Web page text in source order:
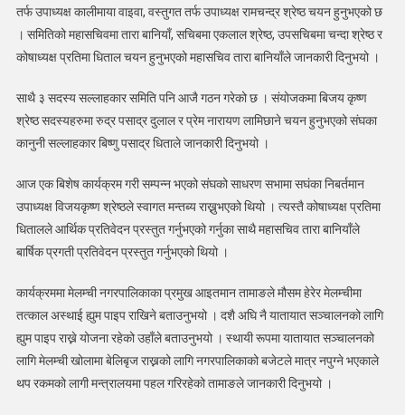
सम्पन्न,
अध्यक्षमा
पुष्कर
तर्फ उपाध्यक्ष कालीमाया वाइवा, वस्तुगत तर्फ उपाध्यक्ष रामचन्द्र श्रेष्ठ चयन हुनुभएको छ
। समितिको महासचिवमा तारा बानियाँ, सचिबमा एकलाल श्रेष्ठ, उपसचिबमा चन्दा श्रेष्ठ र
कोषाध्यक्ष प्रतिमा धिताल चयन हुनुभएको महासचिव तारा बानियाँले जानकारी दिनुभयो ।
साथै ३ सदस्य सल्लाहकार समिति पनि आजै गठन गरेको छ । संयोजकमा बिजय कृष्ण
श्रेष्ठ सदस्यहरुमा रुद्र पसाद्र दुलाल र प्रेम नारायण लामिछाने चयन हुनुभएको संघका
कानुनी सल्लाहकार बिष्णु पसाद्र धिताले जानकारी दिनुभयो ।
आज एक बिशेष कार्यक्रम गरी सम्पन्न भएको संघको साधरण सभामा सघंका निबर्तमान
उपाध्यक्ष विजयकृष्ण श्रेष्ठले स्वागत मन्तब्य राख्नुभएको थियो । त्यस्तै कोषाध्यक्ष प्रतिमा
धितालले आर्थिक प्रतिवेदन प्रस्तुत गर्नुभएको गर्नुका साथै महासचिव तारा बानियाँले
बार्षिक प्रगती प्रतिवेदन प्रस्तुत गर्नुभएको थियो ।
कार्यक्रममा मेलम्ची नगरपालिकाका प्रमुख आइतमान तामाङले मौसम हेरेर मेलम्चीमा
तत्काल अस्थाई ह्युम पाइप राखिने बताउनुभयो । दशै अघि नै यातायात सञ्चालनको लागि
ह्युम पाइप राख्ने योजना रहेको उहाँले बताउनुभयो । स्थायी रूपमा यातायात सञ्चालनको
लागि मेलम्ची खोलामा बेलिबृज राख्नको लागि नगरपालिकाको बजेटले मात्र नपुग्ने भएकाले
थप रकमको लागी मन्त्रालयमा पहल गरिरहेको तामाङले जानकारी दिनुभयो ।